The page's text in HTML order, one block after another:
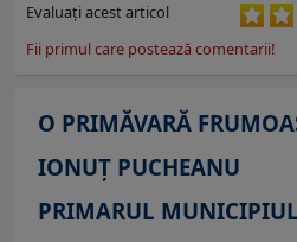
Evaluaţi acest articol
Fii primul care postează comentarii!
O PRIMĂVARĂ
IONUȚ PUCHEANU
PRIMARUL